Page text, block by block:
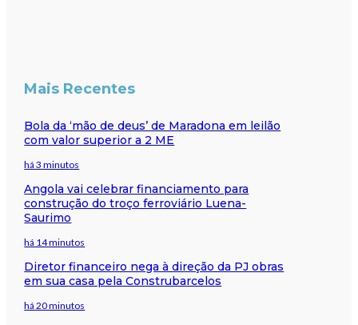
Mais Recentes
Bola da ‘mão de deus’ de Maradona em leilão
com valor superior a 2 ME
há 3 minutos
Angola vai celebrar financiamento para
construção do troço ferroviário Luena-
Saurimo
há 14 minutos
Diretor financeiro nega à direção da PJ obras
em sua casa pela Construbarcelos
há 20 minutos